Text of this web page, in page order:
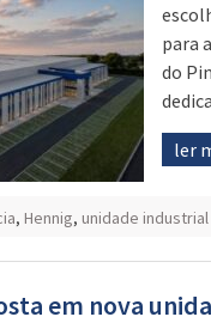
para
do
ler
, Hennig, unidade industrial
em nova